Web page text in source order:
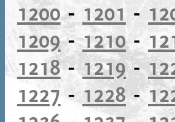
1200- 1201 -
1209-1210-
1218-1219-
1227 - 1228-